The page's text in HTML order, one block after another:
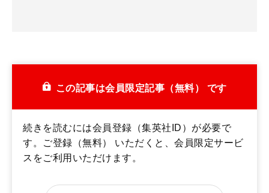
この記事は会員限定記事（無料） です
続きを読むには会員登録（集英社ID）が必要で
す。ご登録（無料） いただくと、会員限定サービ
スをご利用いただけます。